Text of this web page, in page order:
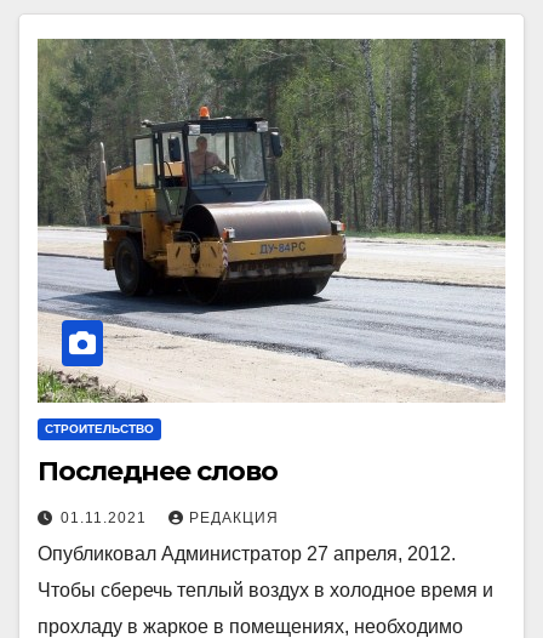
СТРОИТЕЛЬСТВО
Последнее слово
01.11.2021 РЕДАКЦИЯ
Опубликовал Администратор 27 апреля, 2012.
Чтобы сберечь теплый воздух в холодное время и
прохладу в жаркое в помещениях, необходимо